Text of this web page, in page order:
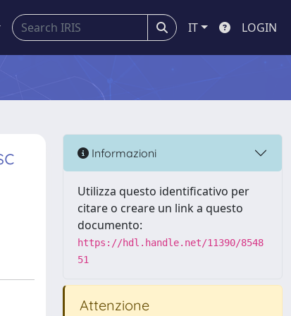
IT LOGIN
Informazioni
Utilizza questo identificativo per
citare o creare un link a questo
documento:
https://hdl.handle.net/11390/8548
51
Attenzione